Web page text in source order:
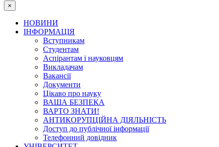
×
НОВИНИ
ІНФОРМАЦІЯ
Вступникам
Студентам
Аспірантам і науковцям
Викладачам
Вакансії
Документи
Цікаво про науку
ВАША БЕЗПЕКА
ВАРТО ЗНАТИ!
АНТИКОРУПЦІЙНА ДІЯЛЬНІСТЬ
Доступ до публічної інформації
Телефонний довідник